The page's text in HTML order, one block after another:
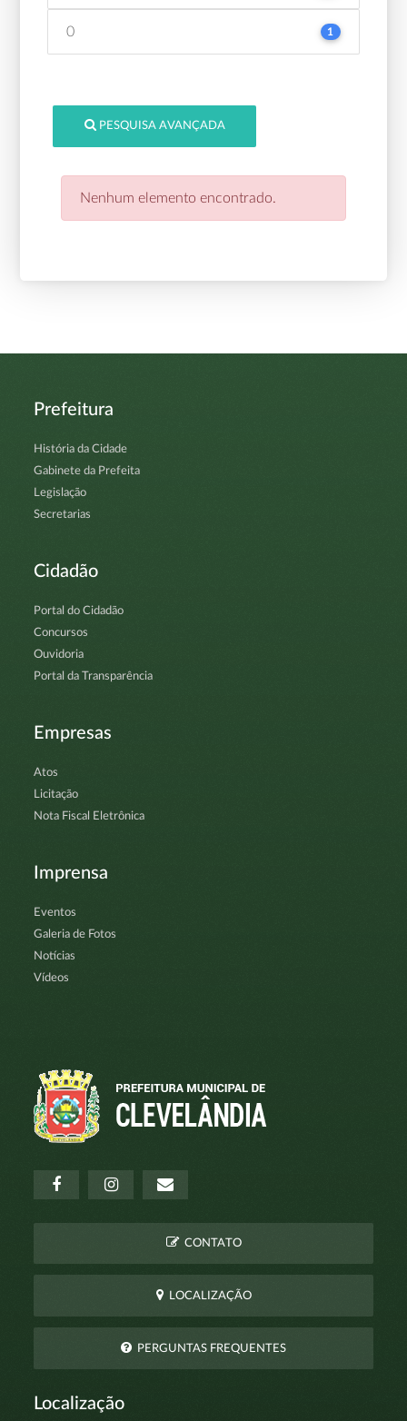
0 1
PESQUISA AVANÇADA
Nenhum elemento encontrado.
Prefeitura
História da Cidade
Gabinete da Prefeita
Legislação
Secretarias
Cidadão
Portal do Cidadão
Concursos
Ouvidoria
Portal da Transparência
Empresas
Atos
Licitação
Nota Fiscal Eletrônica
Imprensa
Eventos
Galeria de Fotos
Notícias
Vídeos
CONTATO
LOCALIZAÇÃO
PERGUNTAS FREQUENTES
Localização